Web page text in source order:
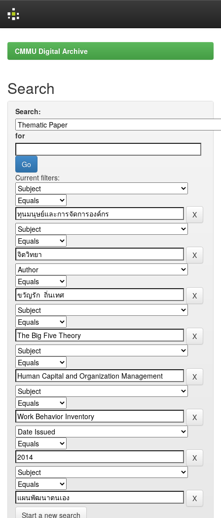
navigationCMMU Digital Archive
Search
Search:
for
Current filters:
Start a new search